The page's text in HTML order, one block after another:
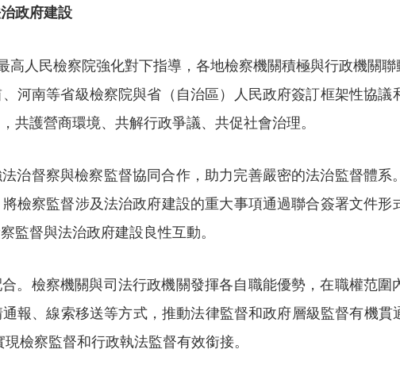
政府建設
高人民檢察院強化對下指導，各地檢察機關積極與行政機關
河南等省級檢察院與省（自治區）人民政府簽訂框架性協
共護營商環境、共解行政爭議、共促社會治理。
治督察與檢察監督協同合作，助力完善嚴密的法治監督體
檢察監督涉及法治政府建設的重大事項通過聯合簽署文件
監督與法治政府建設良性互動。
。檢察機關與司法行政機關發揮各自職能優勢，在職權范
報、線索移送等方式，推動法律監督和政府層級監督有機
檢察監督和行政執法監督有效銜接。